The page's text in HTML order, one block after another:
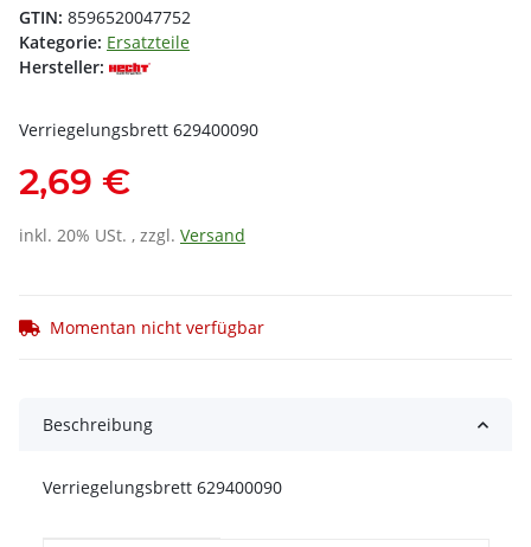
GTIN: 8596520047752
Kategorie: Ersatzteile
Hersteller:
Verriegelungsbrett 629400090
2,69 €
inkl. 20% USt. , zzgl. Versand
Momentan nicht verfügbar
Beschreibung
Verriegelungsbrett 629400090